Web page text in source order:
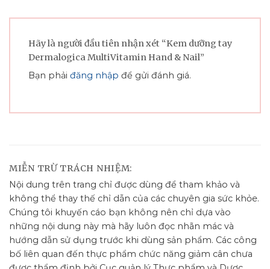
Hãy là người đầu tiên nhận xét “Kem dưỡng tay
Dermalogica MultiVitamin Hand & Nail”
Bạn phải đăng nhập để gửi đánh giá.
MIỄN TRỪ TRÁCH NHIỆM:
Nội dung trên trang chỉ được dùng để tham khảo và
không thể thay thế chỉ dẫn của các chuyên gia sức khỏe.
Chúng tôi khuyến cáo bạn không nên chỉ dựa vào
những nội dung này mà hãy luôn đọc nhãn mác và
hướng dẫn sử dụng trước khi dùng sản phẩm. Các công
bố liên quan đến thực phẩm chức năng giảm cân chưa